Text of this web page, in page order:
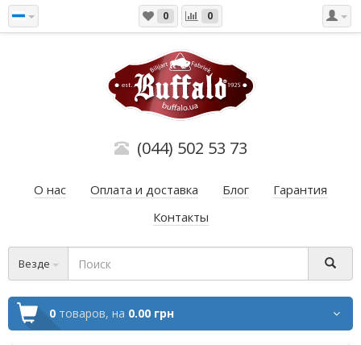
0 0
(044) 502 53 73
О нас Оплата и доставка Блог
Гарантия
Контакты
Везде
0 товаров, на 0.00 грн